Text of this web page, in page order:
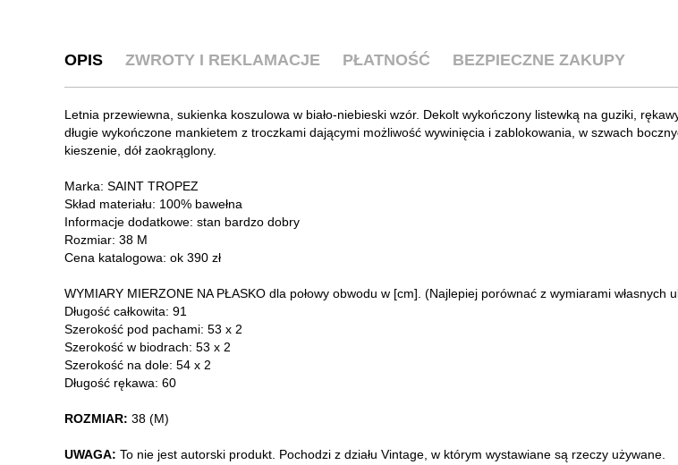
OPIS ZWROTY I REKLAMACJE PŁATNOŚĆ BEZPIECZNE ZAKUPY
Letnia przewiewna, sukienka koszulowa w biało-niebieski wzór. Dekolt wykończony listewką na guziki,
długie wykończone mankietem z troczkami dającymi możliwość wywinięcia i zablokowania, w szwach
kieszenie, dół zaokrąglony.
Marka: SAINT TROPEZ
Skład materiału: 100% bawełna
Informacje dodatkowe: stan bardzo dobry
Rozmiar: 38 M
Cena katalogowa: ok 390 zł
WYMIARY MIERZONE NA PŁASKO dla połowy obwodu w [cm]. (Najlepiej porównać z wymiarami własnych
Długość całkowita: 91
Szerokość pod pachami: 53 x 2
Szerokość w biodrach: 53 x 2
Szerokość na dole: 54 x 2
Długość rękawa: 60
ROZMIAR: 38 (M)
UWAGA: To nie jest autorski produkt. Pochodzi z działu Vintage, w którym wystawiane są rzeczy używane.